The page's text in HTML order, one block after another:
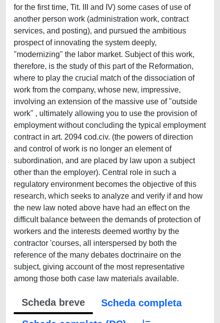
for the first time, Tit. III and IV) some cases of use of
another person work (administration work, contract
services, and posting), and pursued the ambitious
prospect of innovating the system deeply,
"modernizing" the labor market. Subject of this work,
therefore, is the study of this part of the Reformation,
where to play the crucial match of the dissociation of
work from the company, whose new, impressive,
involving an extension of the massive use of "outside
work" , ultimately allowing you to use the provision of
employment without concluding the typical employment
contract in art. 2094 cod.civ. (the powers of direction
and control of work is no longer an element of
subordination, and are placed by law upon a subject
other than the employer). Central role in such a
regulatory environment becomes the objective of this
research, which seeks to analyze and verify if and how
the new law noted above have had an effect on the
difficult balance between the demands of protection of
workers and the interests deemed worthy by the
contractor 'courses, all interspersed by both the
reference of the many debates doctrinaire on the
subject, giving account of the most representative
among those both case law materials available.
Scheda breve
Scheda completa